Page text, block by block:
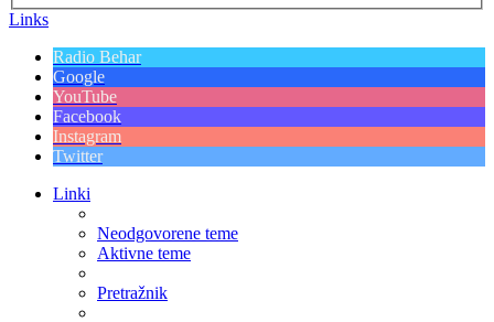
Links
Radio Behar
Google
YouTube
Facebook
Instagram
Twitter
Linki
Neodgovorene teme
Aktivne teme
Pretražnik